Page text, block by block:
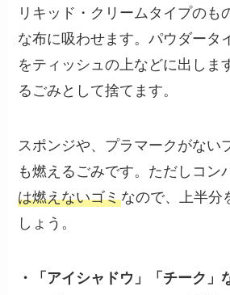
リキッド・クリームタイプのも
な布に吸わせます。パウダータ
をティッシュの上などに出しま
るごみとして捨てます。
スポンジや、プラマークがない
も燃えるごみです。ただしコン
は燃えないゴミなので、上半分
しょう。
・「アイシャドウ」「チーク」